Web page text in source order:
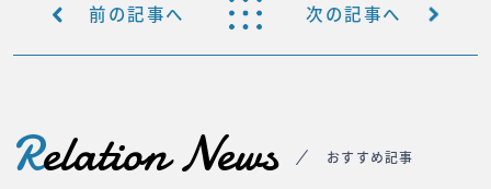
前の記事へ 次の記事へ
Relation News おすすめ記事